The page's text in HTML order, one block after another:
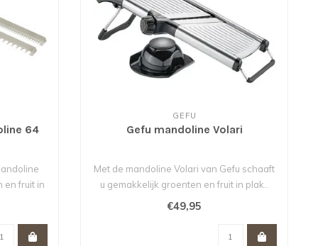
64
en fruit in
GEFU
Gefu mandoline Volari
Met de mandoline Volari van Gefu schaaft
u gemakkelijk groenten en fruit in plak..
€49,95